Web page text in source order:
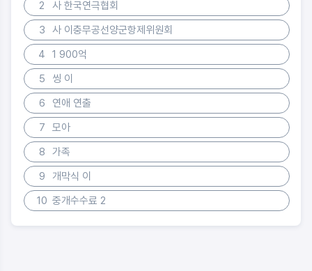
2
사 한국연극협회
3
사 이충무공선양군항제위원회
4
1 900억
5
씽 이
6
연애 연출
7
모아
8
가족
9
개막식 이
10 중개수수료 2